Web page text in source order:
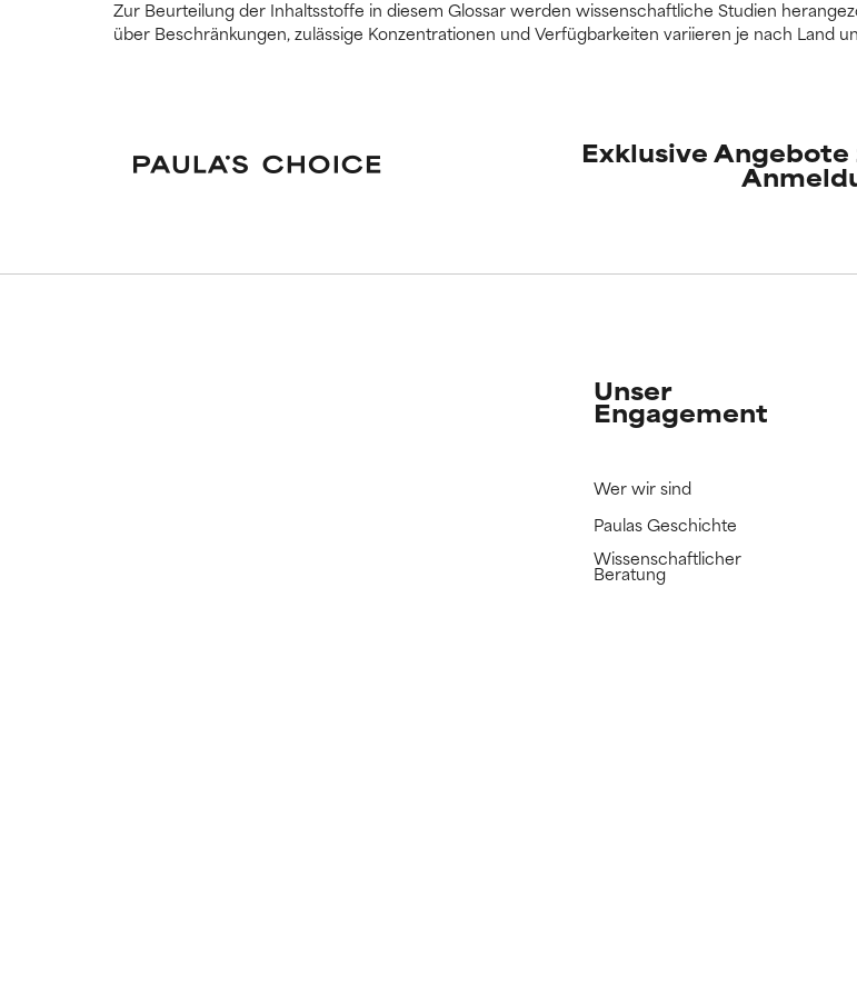
Zur Beurteilung der Inhaltsstoffe in diesem Glossar werden wissenschaftliche Studien
über Beschränkungen, zulässige Konzentrationen und Verfügbarkeiten variieren je nach Land
Exklusive Angebote
Unser
Engagement
Wer wir sind
Paulas Geschichte
Wissenschaftlicher
Beratung